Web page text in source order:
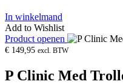
In winkelmand
Add to Wishlist
Product openen
€ 149,95 excl. BTW
P Clinic Med